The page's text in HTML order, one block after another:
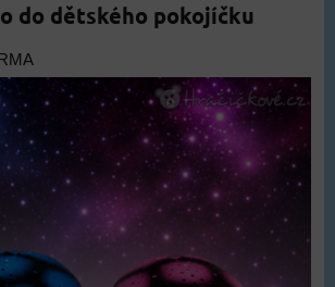
do dětského pokojíčku